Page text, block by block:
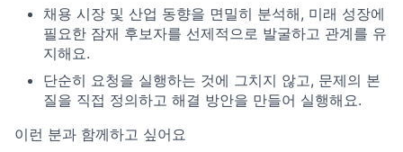
채용 시장 및 산업 동향을 면밀히 분석해, 미래 성장에
필요한 잠재 후보자를 선제적으로 발굴하고 관계를 유
지해요.
단순히 요청을 실행하는 것에 그치지 않고, 문제의 본
질을 직접 정의하고 해결 방안을 만들어 실행해요.
이런 분과 함께하고 싶어요